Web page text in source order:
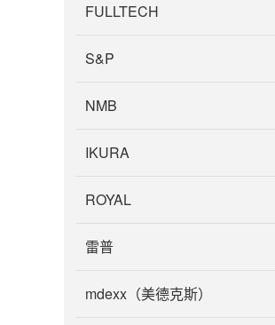
FULLTECH
S&P
NMB
IKURA
ROYAL
雷普
mdexx（美德克斯）